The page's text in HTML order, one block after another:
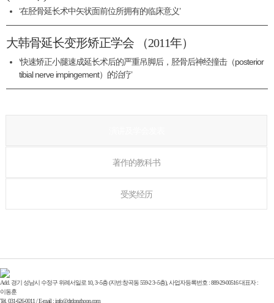
‘在胫骨延长术中矢状面前位所拥有的临床意义’
大韩骨延长变形矫正学会 （2011年）
‘快速矫正小腿速成延长术后的严重吊脚后，胫骨后神经撞击（posterior
tibial nerve impingement）的治疗’
著作的教科书
受奖经历
Add. 경기 성남시 수정구 위례서일로 10, 3~5층 (지번:창곡동 559-2 3~5층), 사업자등록번호 : 889-29-00516 대표자 :
이동훈
Tel. 031-626-0011 / E-mail : info@drdonghoon.com